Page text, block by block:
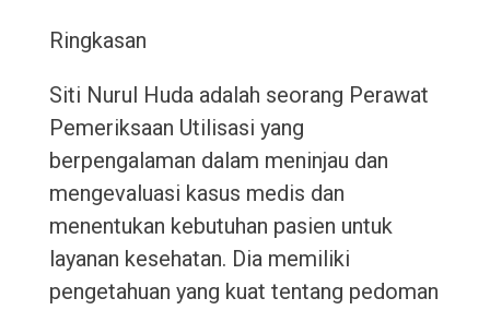
Ringkasan
Siti Nurul Huda adalah seorang Perawat
Pemeriksaan Utilisasi yang
berpengalaman dalam meninjau dan
mengevaluasi kasus medis dan
menentukan kebutuhan pasien untuk
layanan kesehatan. Dia memiliki
pengetahuan yang kuat tentang pedoman